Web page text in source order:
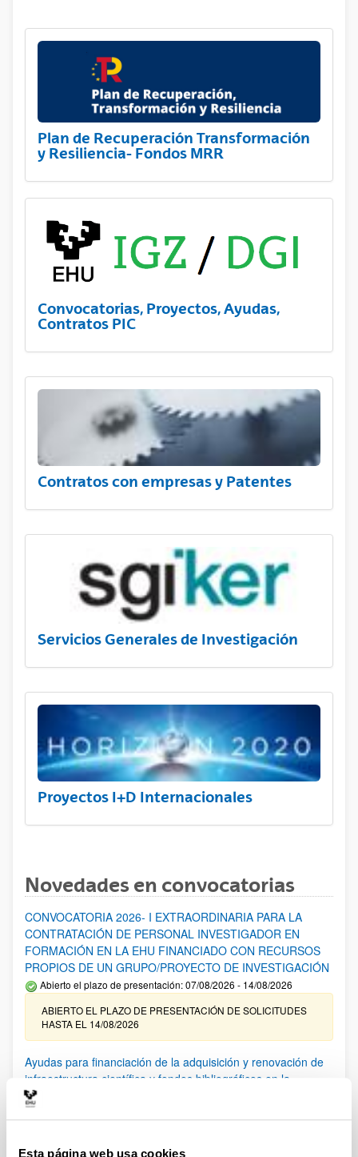
Esta página web usa cookies
Plan de Recuperación Transformación
y Resiliencia- Fondos MRR
Convocatorias, Proyectos, Ayudas,
Contratos PIC
Contratos con empresas y Patentes
Servicios Generales de Investigación
Proyectos I+D Internacionales
Novedades en convocatorias
CONVOCATORIA 2026- I EXTRAORDINARIA PARA LA
CONTRATACIÓN DE PERSONAL INVESTIGADOR EN
FORMACIÓN EN LA EHU FINANCIADO CON RECURSOS
PROPIOS DE UN GRUPO/PROYECTO DE INVESTIGACIÓN
Abierto el plazo de presentación: 07/08/2026 - 14/08/2026
ABIERTO EL PLAZO DE PRESENTACIÓN DE SOLICITUDES
HASTA EL 14/08/2026
Ayudas para financiación de la adquisición y renovación de
infraestructura científica y fondos bibliográficos en la
UPV/EHU 2026
solicitudes admitidas y excluidas. 23/03/2026: Relación